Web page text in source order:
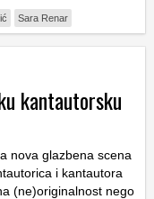
Sara Renar
kantautorsku
nova glazbena scena
i kantautora
(ne)originalnost nego